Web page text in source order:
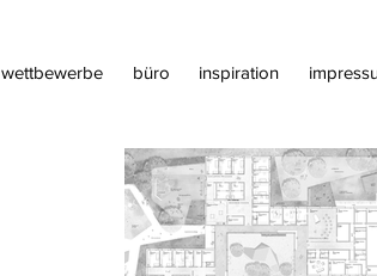
wettbewerbe büro inspiration